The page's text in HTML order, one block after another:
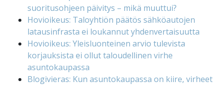
suoritusohjeen päivitys – mikä muuttui?
Hovioikeus: Taloyhtiön päätös sähköautojen
latausinfrasta ei loukannut yhdenvertaisuutta
Hovioikeus: Yleisluonteinen arvio tulevista
korjauksista ei ollut taloudellinen virhe
asuntokaupassa
Blogivieras: Kun asuntokaupassa on kiire, virheet